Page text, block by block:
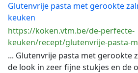
Glutenvrije pasta met gerookte
keuken
https://koken.vtm.be/de-perfecte-
keuken/recept/glutenvrije-pasta-
... Glutenvrije pasta met gerookte
de look in zeer fijne stukjes en de